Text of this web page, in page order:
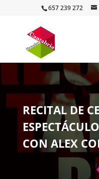
657 239 272
RECITAL DE
CON ALEX